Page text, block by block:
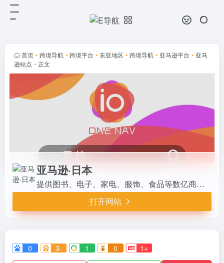
首页 • 跨境导航 • 跨境平台 • 东亚地区 • 跨境导航 • 亚马逊平台 • 亚马
逊站点 • 正文
亚马逊·日本
提供图书、电子、家电、服饰、食品等数亿商品，日元结算、日本极速配送。Prime会员享当日达、无限视频/音乐。当前Smile SALE促销中，积分翻倍+特价多。搜索强大、推荐精准，支持日文/英文，支付便利（信用卡/便利店）。日本本土网购首选，卖家FBA支持强，体验高效安全。
打开网站
0 3- 1 0 1+
送。Prime会员享当日达、无限视频/
音乐。当前Smile SALE促销中，积
分翻倍+特价多。搜...